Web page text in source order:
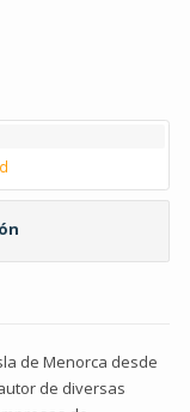
de Menorca desde
de diversas